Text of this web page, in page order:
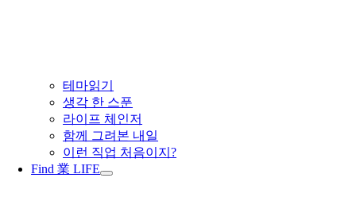
테마읽기
생각 한 스푼
라이프 체인저
함께 그려본 내일
이런 직업 처음이지?
Find 業 LIFE